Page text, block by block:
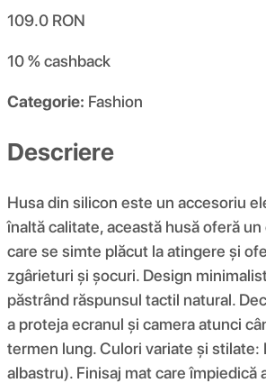
109.0 RON
10 %cashback
Categorie: Fashion
Descriere
Husa din silicon este un accesoriu
înaltă calitate, această husă oferă
care se simte plăcut la atingere și
zgârieturi și șocuri. Design
păstrând răspunsul tactil natural.
a proteja ecranul și camera atunci
termen lung. Culori variate și
albastru). Finisaj mat care